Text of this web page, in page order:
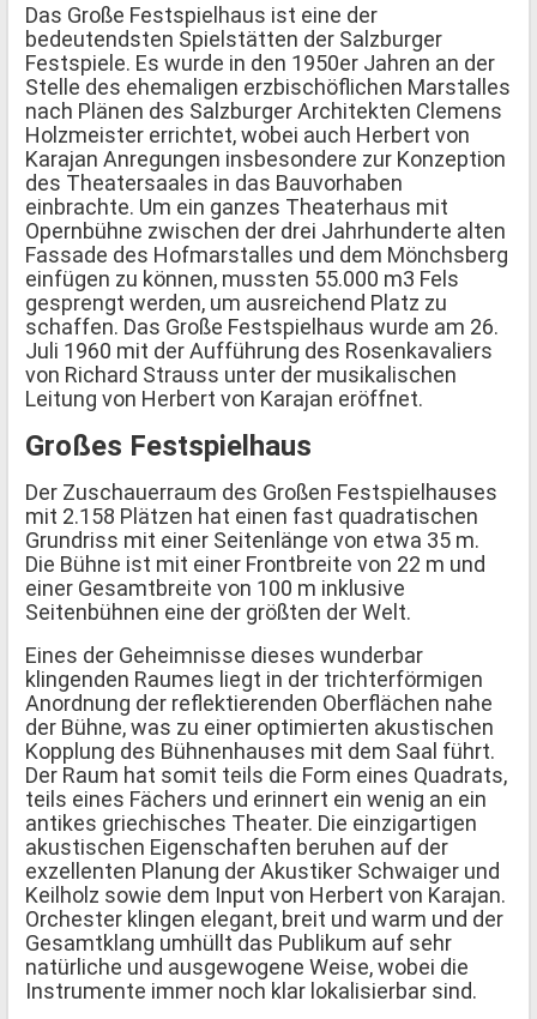
Das Große Festspielhaus ist eine der
bedeutendsten Spielstätten der Salzburger
Festspiele. Es wurde in den 1950er Jahren an der
Stelle des ehemaligen erzbischöflichen Marstalles
nach Plänen des Salzburger Architekten Clemens
Holzmeister errichtet, wobei auch Herbert von
Karajan Anregungen insbesondere zur Konzeption
des Theatersaales in das Bauvorhaben
einbrachte. Um ein ganzes Theaterhaus mit
Opernbühne zwischen der drei Jahrhunderte alten
Fassade des Hofmarstalles und dem Mönchsberg
einfügen zu können, mussten 55.000 m3 Fels
gesprengt werden, um ausreichend Platz zu
schaffen. Das Große Festspielhaus wurde am 26.
Juli 1960 mit der Aufführung des Rosenkavaliers
von Richard Strauss unter der musikalischen
Leitung von Herbert von Karajan eröffnet.
Großes Festspielhaus
Der Zuschauerraum des Großen Festspielhauses
mit 2.158 Plätzen hat einen fast quadratischen
Grundriss mit einer Seitenlänge von etwa 35 m.
Die Bühne ist mit einer Frontbreite von 22 m und
einer Gesamtbreite von 100 m inklusive
Seitenbühnen eine der größten der Welt.
Eines der Geheimnisse dieses wunderbar
klingenden Raumes liegt in der trichterförmigen
Anordnung der reflektierenden Oberflächen nahe
der Bühne, was zu einer optimierten akustischen
Kopplung des Bühnenhauses mit dem Saal führt.
Der Raum hat somit teils die Form eines Quadrats,
teils eines Fächers und erinnert ein wenig an ein
antikes griechisches Theater. Die einzigartigen
akustischen Eigenschaften beruhen auf der
exzellenten Planung der Akustiker Schwaiger und
Keilholz sowie dem Input von Herbert von Karajan.
Orchester klingen elegant, breit und warm und der
Gesamtklang umhüllt das Publikum auf sehr
natürliche und ausgewogene Weise, wobei die
Instrumente immer noch klar lokalisierbar sind.